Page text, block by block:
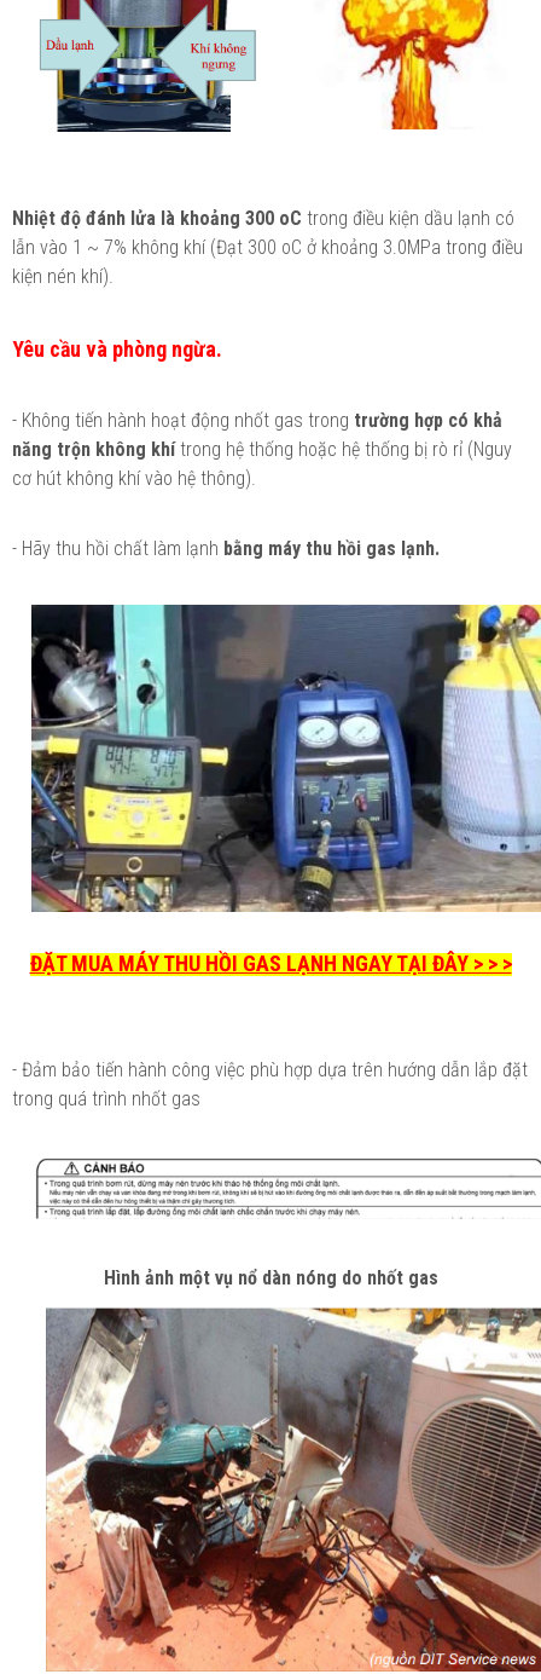
Nhiệt độ đánh lửa là khoảng 300 oC trong điều kiện dầu lạnh có
lẫn vào 1 ~ 7% không khí (Đạt 300 oC ở khoảng 3.0MPa trong điều
kiện nén khí).
Yêu cầu và phòng ngừa.
- Không tiến hành hoạt động nhốt gas trong trường hợp có khả
năng trộn không khítrong hệ thống hoặc hệ thống bị rò rỉ (Nguy
cơ hút không khí vào hệ thông).
- Hãy thu hồi chất làm lạnh bằng máy thu hồi gas lạnh.
ĐẶT MUA MÁY THU HỒI GAS LẠNH NGAY TẠI ĐÂY > > >
- Đảm bảo tiến hành công việc phù hợp dựa trên hướng dẫn lắp đặt
trong quá trình nhốt gas
Hình ảnh một vụ nổ dàn nóng do nhốt gas